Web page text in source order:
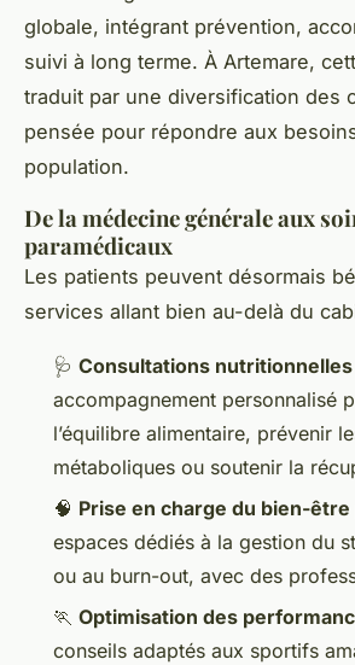
globale, intégrant prévention,
suivi à long terme. À Artemare,
traduit par une diversification des
pensée pour répondre aux
population.
De la médecine générale aux
paramédicaux
Les patients peuvent désormais
services allant bien au-delà du
🩺 Consultations nutritionnelles
accompagnement personnalisé
l’équilibre alimentaire, prévenir
métaboliques ou soutenir la
🧠 Prise en charge du bien-
espaces dédiés à la gestion du
ou au burn-out, avec des
🏃 Optimisation des
conseils adaptés aux sportifs